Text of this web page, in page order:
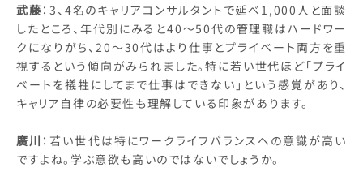
武藤 ：3、4名のキャリアコンサルタントで延べ1,000人と面談
したところ、年代別にみると40～50代の管理職はハードワー
クになりがち、20～30代はより仕事とプライベート両方を重
視するという傾向がみられました。特に若い世代ほど「プライ
ベートを犠牲にしてまで仕事はできない」という感覚があり、
キャリア自律の必要性も理解している印象があります。
廣川 ：若い世代は特にワークライフバランスへの意識が高い
ですよね。学ぶ意欲も高いのではないでしょうか。